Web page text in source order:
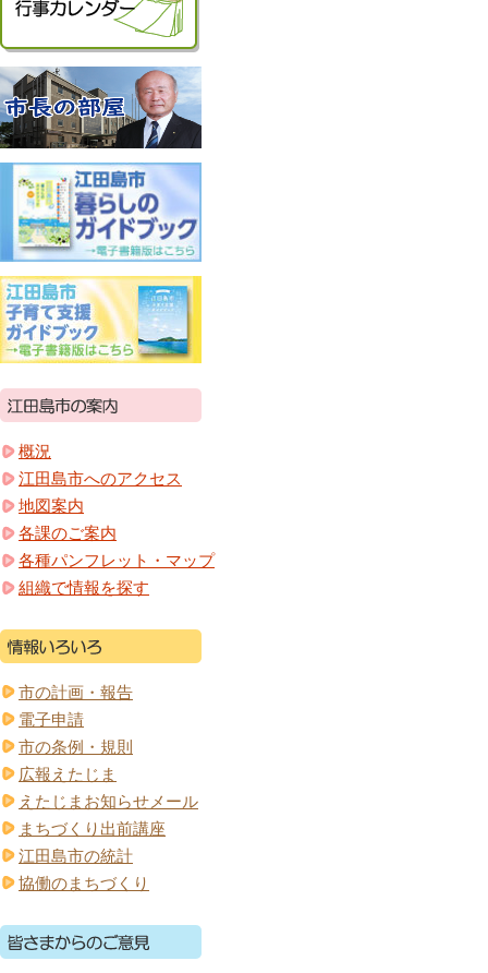
概況
江田島市へのアクセス
地図案内
各課のご案内
各種パンフレット・マップ
組織で情報を探す
市の計画・報告
電子申請
市の条例・規則
広報えたじま
えたじまお知らせメール
まちづくり出前講座
江田島市の統計
協働のまちづくり